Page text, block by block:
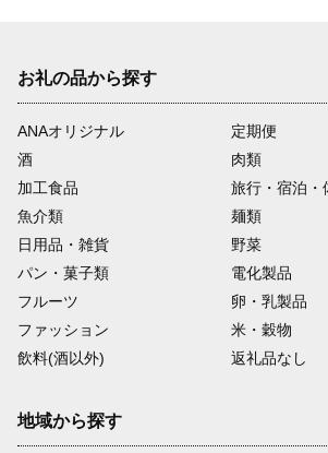
お礼の品から探す
ANAオリジナル
定期便
酒
肉類
加工食品
旅行・宿泊・
魚介類
麺類
日用品・雑貨
野菜
パン・菓子類
電化製品
フルーツ
卵・乳製品
ファッション
米・穀物
飲料(酒以外)
返礼品なし
地域から探す